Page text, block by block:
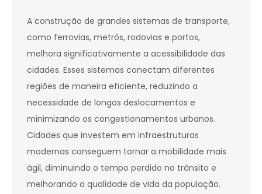
A construção de grandes sistemas de transporte,
como ferrovias, metrôs, rodovias e portos,
melhora significativamente a acessibilidade das
cidades. Esses sistemas conectam diferentes
regiões de maneira eficiente, reduzindo a
necessidade de longos deslocamentos e
minimizando os congestionamentos urbanos.
Cidades que investem em infraestruturas
modernas conseguem tornar a mobilidade mais
ágil, diminuindo o tempo perdido no trânsito e
melhorando a qualidade de vida da população.